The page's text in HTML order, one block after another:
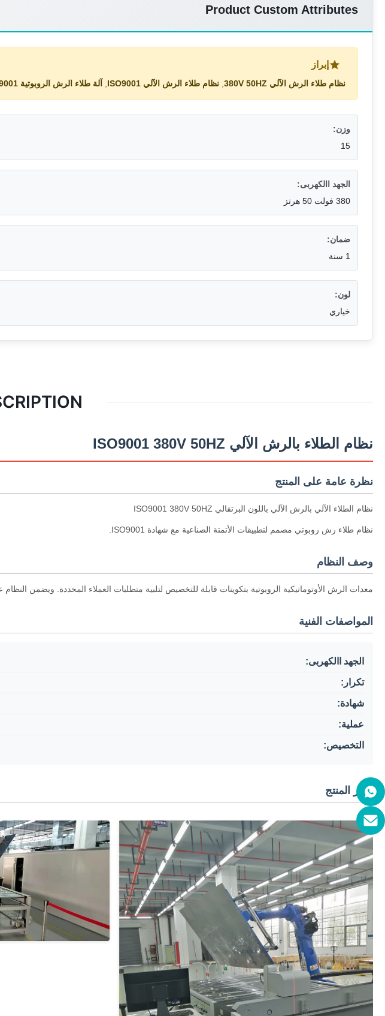
Product Custom Attributes
إبراز
نظام طلاء الرش الآلي 380V 50HZ نظام طلاء الرش الآلي ISO9001 آلة طلاء الرش الروبوتية ISO9001
وزن:
15
الجهد االكهربى:
380 فولت 50 هرتز
ضمان:
1 سنة
لون:
خياري
نظام الطلاء بالرش الآلي ISO9001 380V 50HZ
نظرة عامة على المنتج
نظام الطلاء الآلي بالرش الآلي باللون البرتقالي ISO9001 380V 50HZ
نظام طلاء رش روبوتي مصمم لتطبيقات الأتمتة الصناعية مع شهادة ISO9001.
وصف النظام
معدات الرش الأوتوماتيكية الروبوتية بتكوينات قابلة للتخصيص لتلبية متطلبات العملاء المحددة. ويضمن
المواصفات الفنية
الجهد االكهربى:
تكرار:
شهادة:
عملية:
التخصيص:
صور المنتج